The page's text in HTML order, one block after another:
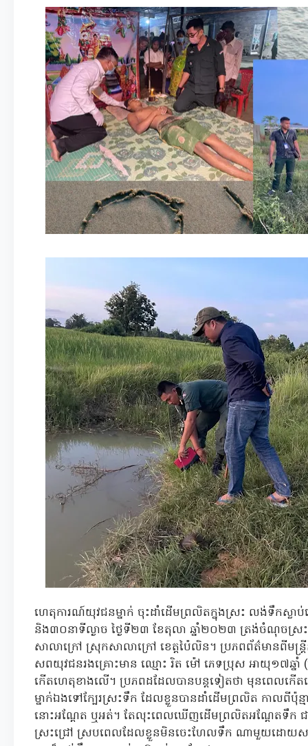
ហេតុការណ៍យុវជនម្នាក់ ចុះដាំដើមព្រលិតក្នុងស្រះ លង់ទឹកស្លា
និង៣០នាទីល្ងាច ថ្ងៃទី២៣ ខែតុលា ឆ្នាំ២០២៣ ត្រង់ចំណុចស្រ
សាលាក្រៅ ស្រុកសាលាក្រៅ ខេត្តប៉ៃលិន។ ប្រភពព័ត៌មានពីមន្
សពយុវជនរងគ្រោះមាន ឈ្មោះ រិត ម៉ៅ ភេទប្រុស អាយុ១៧ឆ្នាំ
កើតហេតុខាងលើ។ ប្រភពដដែលបានបន្តទៀតថា មុនពេលកើ
ម្នាក់ឯងទៅក្បែរស្រះទឹក ដែលខ្លួនបានដាំដើមព្រលិត កាលពីប៉ុន្
នោះអណ្តែត ឬអត់។ តែលុះពេលឃើញដើមព្រលិតអណ្តែតទឹក ជ
ស្រះជ្រៅ ស្របពេលដែលខ្លួនមិនចេះហែលទឹក ណាមួយដោយសង្